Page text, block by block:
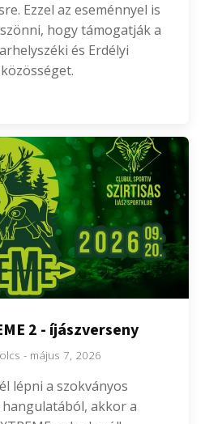
Ezzel az eseménnyel is
hogy támogatják a
és Erdélyi
2 - íjászverseny
- május 7, 2026
lépni a szokványos
akkor a